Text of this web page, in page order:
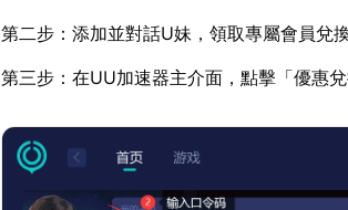
第二步：添加並對話U妹，領取專屬會員兌換
第三步：在UU加速器主介面，點擊「優惠